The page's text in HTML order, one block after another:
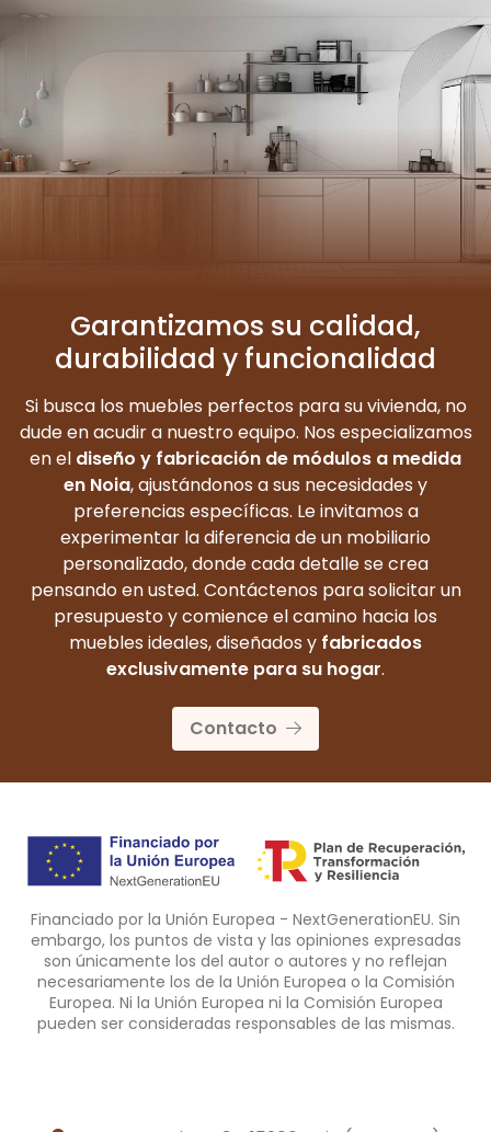
Garantizamos su calidad,
durabilidad y funcionalidad
Si busca los muebles perfectos para su vivienda, no
dude en acudir a nuestro equipo. Nos especializamos
en el diseño y fabricación de módulos a medida
en Noia, ajustándonos a sus necesidades y
preferencias específicas. Le invitamos a
experimentar la diferencia de un mobiliario
personalizado, donde cada detalle se crea
pensando en usted. Contáctenos para solicitar un
presupuesto y comience el camino hacia los
muebles ideales, diseñados y fabricados
exclusivamente para su hogar.
Contacto
Financiado por la Unión Europea - NextGenerationEU. Sin
embargo, los puntos de vista y las opiniones expresadas
son únicamente los del autor o autores y no reflejan
necesariamente los de la Unión Europea o la Comisión
Europea. Ni la Unión Europea ni la Comisión Europea
pueden ser consideradas responsables de las mismas.